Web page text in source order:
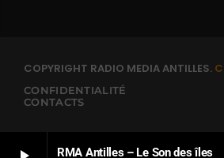
RMA Antilles – Le Son des îles
COPYRIGHT RADIO MEDIA ANTILLES.
CONFIDENTIALITÉ
CONTACTS